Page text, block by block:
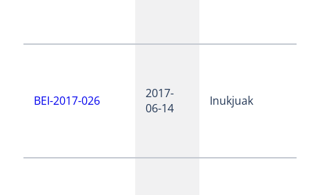
BEI-2017-026
2017-
06-14
Inukjuak